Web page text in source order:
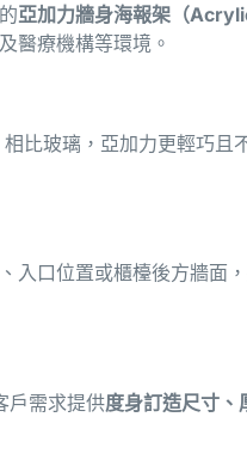
亞加力牆身海報架（
醫療機構等環境。
比玻璃，亞加力更輕巧且
口位置或櫃檯後方牆面
戶需求提供度身訂造尺寸、